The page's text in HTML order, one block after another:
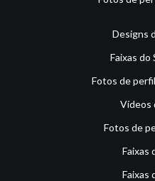
Designs
Faixas do
Fotos de
Vídeos
Fotos de
Faixas
Faixas